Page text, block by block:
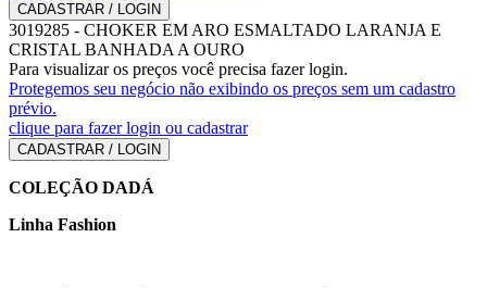
CADASTRAR / LOGIN
3019285 - CHOKER EM ARO ESMALTADO LARANJA E
CRISTAL BANHADA A OURO
Para visualizar os preços você precisa fazer login.
Protegemos seu negócio não exibindo os preços sem um cadastro
prévio.
clique para fazer login ou cadastrar
CADASTRAR / LOGIN
COLEÇÃO DADÁ
Linha Fashion